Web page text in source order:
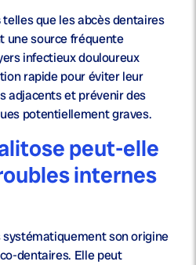
telles que les abcès dentaires
une source fréquente
infectieux douloureux
rapide pour éviter leur
adjacents et prévenir des
potentiellement graves.
peut-elle
internes
systématiquement son origine
dentaires. Elle peut